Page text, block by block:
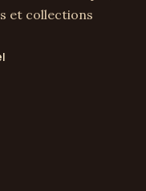
et collections